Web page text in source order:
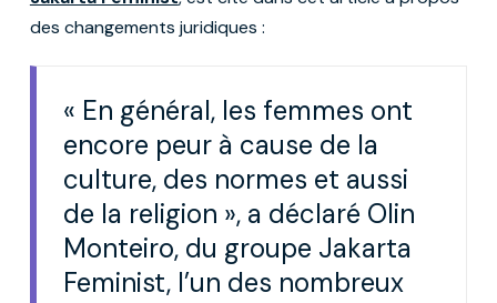
des changements juridiques :
« En général, les femmes ont
encore peur à cause de la
culture, des normes et aussi
de la religion », a déclaré Olin
Monteiro, du groupe Jakarta
Feminist, l’un des nombreux